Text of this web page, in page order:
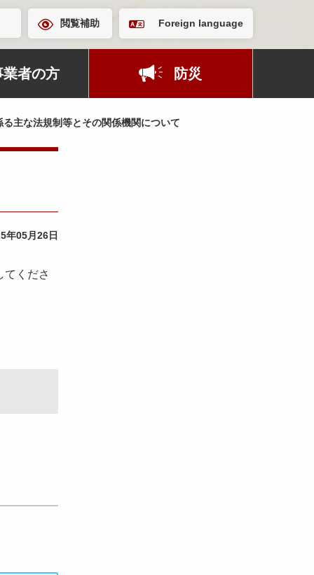
閲覧補助 Foreign language
業者の方 防災
主な法規制等とその関係機関について
年05月26日
くださ